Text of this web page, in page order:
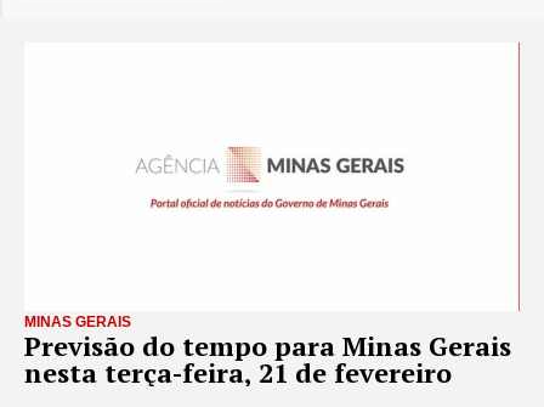
MINAS GERAIS
Previsão do tempo para Minas Gerais
nesta terça-feira, 21 de fevereiro